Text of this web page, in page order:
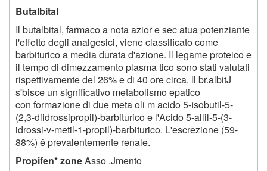
Butalbital
Il butalbital, farmaco a nota azior e sec atua potenziante
l'effetto degli analgesici, viene classificato come
barbiturico a media durata d'azione. Il legame proteico e
il tempo di dimezzamento plasma tico sono stati valutati
rispettivamente del 26% e di 40 ore circa. Il br.albitJ
s'bisce un significativo metabolismo epatico
con formazione di due meta oli m acido 5-isobutil-5-
(2,3-diidrossipropil)-barbiturico e l'Acido 5-allil-5-(3-
idrossi-v-metil-1-propil)-barbiturico. L'escrezione (59-
88%) ě prevalentemente renale.
Propifen* zoneAsso .Jmento